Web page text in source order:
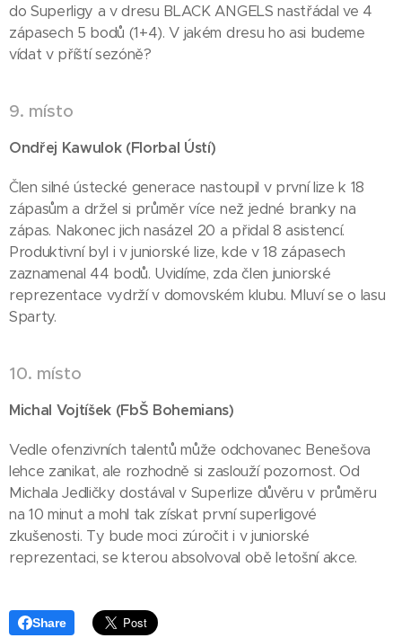
do Superligy a v dresu BLACK ANGELS nastřádal ve 4
zápasech 5 bodů (1+4). V jakém dresu ho asi budeme
vídat v příští sezóně?
9. místo
Ondřej Kawulok (Florbal Ústí)
Člen silné ústecké generace nastoupil v první lize k 18
zápasům a držel si průměr více než jedné branky na
zápas. Nakonec jich nasázel 20 a přidal 8 asistencí.
Produktivní byl i v juniorské lize, kde v 18 zápasech
zaznamenal 44 bodů. Uvidíme, zda člen juniorské
reprezentace vydrží v domovském klubu. Mluví se o lasu
Sparty.
10. místo
Michal Vojtíšek (FbŠ Bohemians)
Vedle ofenzivních talentů může odchovanec Benešova
lehce zanikat, ale rozhodně si zaslouží pozornost. Od
Michala Jedličky dostával v Superlize důvěru v průměru
na 10 minut a mohl tak získat první superligové
zkušenosti. Ty bude moci zúročit i v juniorské
reprezentaci, se kterou absolvoval obě letošní akce.
Share